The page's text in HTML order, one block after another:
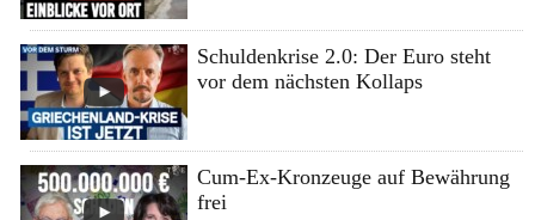
Schuldenkrise 2.0: Der Euro steht
vor dem nächsten Kollaps
Cum-Ex-Kronzeuge auf Bewährung
frei